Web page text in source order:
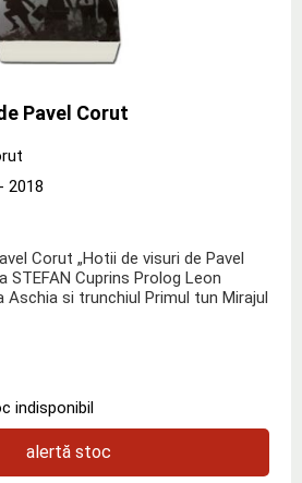
Pavel Corut
- 2018
Corut „Hotii de visuri de Pavel
STEFAN Cuprins Prolog Leon
Aschia si trunchiul Primul tun Mirajul
indisponibil
alertă stoc